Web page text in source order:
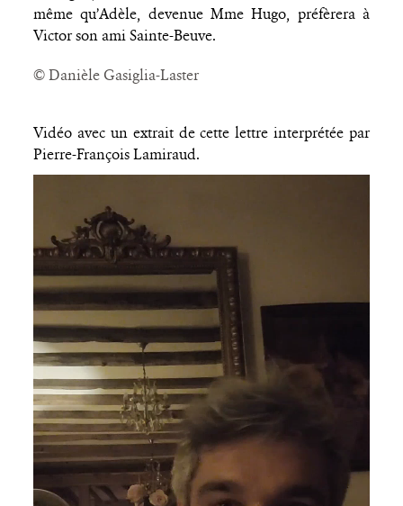
même qu’Adèle, devenue Mme Hugo, préfèrera à
Victor son ami Sainte-Beuve.
© Danièle Gasiglia-Laster
Vidéo avec un extrait de cette lettre interprétée par
Pierre-François Lamiraud.